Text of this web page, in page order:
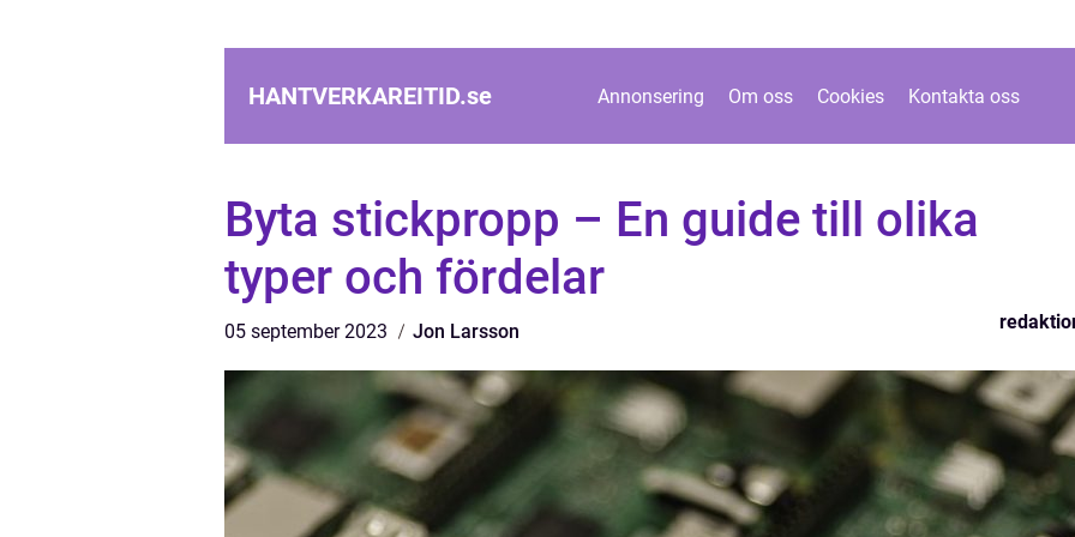
HANTVERKAREITID.se Annonsering Om oss Cookies Kontakta oss
Byta stickpropp – En guide till olika
typer och fördelar
05 september 2023 Jon Larsson